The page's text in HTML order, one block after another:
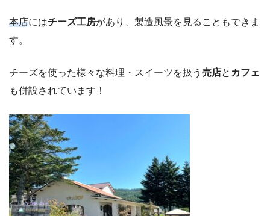
本店にはチーズ工房があり、製造風景を見ることもできま
す。
チーズを使った様々な料理・スイーツを扱う 売店と カフェ
も併設されています！